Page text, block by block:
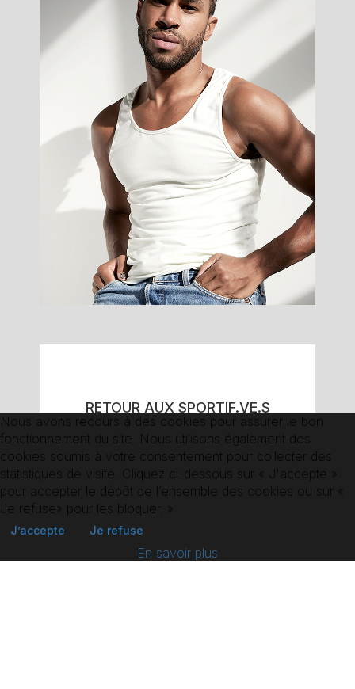
Fabrice
RETOUR AUX SPORTIF.VE.S
Nous avons recours à des cookies pour assurer le bon
fonctionnement du site. Nous utilisons également des
cookies soumis à votre consentement pour collecter des
statistiques de visite. Cliquez ci-dessous sur « J'accepte »
pour accepter le dépôt de l’ensemble des cookies ou sur «
Je refuse» pour les bloquer. »
J’accepte Je refuse
En savoir plus